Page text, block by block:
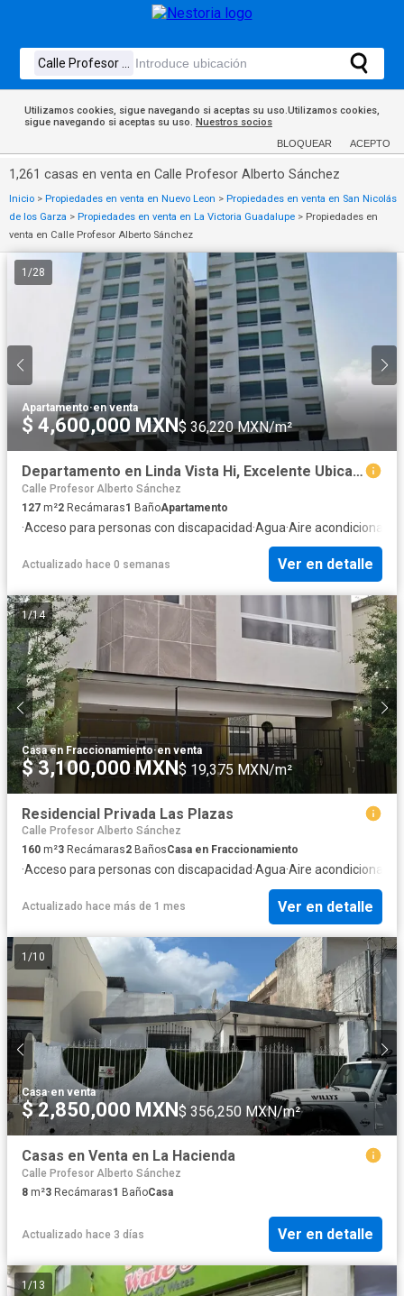
Utilizamos cookies, sigue navegando si aceptas su uso.Utilizamos cookies,
sigue navegando si aceptas su uso. Nuestros socios
BLOQUEAR ACEPTO
1,261 casas en venta en Calle Profesor Alberto Sánchez
Inicio > Propiedades en venta en Nuevo Leon > Propiedades en venta en San Nicolás
de los Garza > Propiedades en venta en La Victoria Guadalupe > Propiedades en
venta en Calle Profesor Alberto Sánchez
1 /28
Apartamento·en venta
$ 4,600,000 MXN$ 36,220 MXN/m²
Departamento en Linda Vista Hi, Excelente Ubicacion
Calle Profesor Alberto Sánchez
127 m²2 Recámaras1 BañoApartamento
·Acceso para personas con discapacidad·Agua·Aire acondicionado
Actualizado hace 0 semanas Ver en detalle
1/14
Casa en Fraccionamiento·en venta
$ 3,100,000 MXN$ 19,375 MXN/m²
Residencial Privada Las Plazas
Calle Profesor Alberto Sánchez
160 m²3 Recámaras2 BañosCasa en Fraccionamiento
·Acceso para personas con discapacidad·Agua·Aire acondicionado
Actualizado hace más de 1 mes Ver en detalle
1 /10
Casa·en venta
$ 2,850,000 MXN$ 356,250 MXN/m²
Casas en Venta en La Hacienda
Calle Profesor Alberto Sánchez
8 m²3 Recámaras1 BañoCasa
Actualizado hace 3 días Ver en detalle
1/13